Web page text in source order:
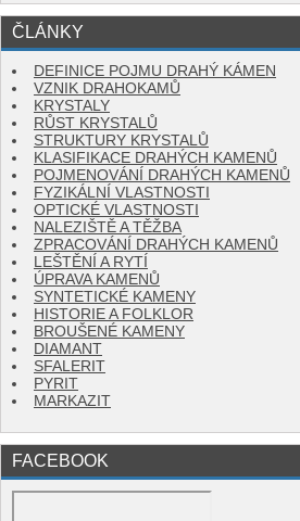
ČLÁNKY
DEFINICE POJMU DRAHÝ KÁMEN
VZNIK DRAHOKAMŮ
KRYSTALY
RŮST KRYSTALŮ
STRUKTURY KRYSTALŮ
KLASIFIKACE DRAHÝCH KAMENŮ
POJMENOVÁNÍ DRAHÝCH KAMENŮ
FYZIKÁLNÍ VLASTNOSTI
OPTICKÉ VLASTNOSTI
NALEZIŠTĚ A TĚŽBA
ZPRACOVÁNÍ DRAHÝCH KAMENŮ
LEŠTĚNÍ A RYTÍ
ÚPRAVA KAMENŮ
SYNTETICKÉ KAMENY
HISTORIE A FOLKLOR
BROUŠENÉ KAMENY
DIAMANT
SFALERIT
PYRIT
MARKAZIT
FACEBOOK